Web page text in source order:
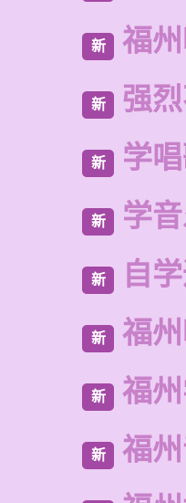
新 福
新 强
新 学
新 学
新 自
新 福
新 福
新 福